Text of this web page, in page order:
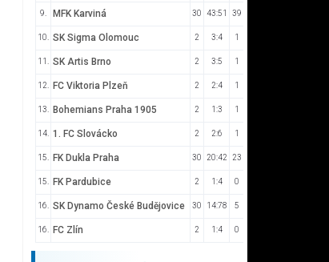
9. MFK Karviná 30 43:51 39
10. SK Sigma Olomouc 2 3:4 1
11. SK Artis Brno 2 3:5 1
12. FC Viktoria Plzeň 2 2:4 1
13. Bohemians Praha 1905 2 1:3 1
14. 1. FC Slovácko 2 2:6 1
15. FK Dukla Praha 30 20:42 23
15. FK Pardubice 2 1:4 0
16. SK Dynamo České Budějovice 30 14:78 5
16. FC Zlín 2 1:4 0